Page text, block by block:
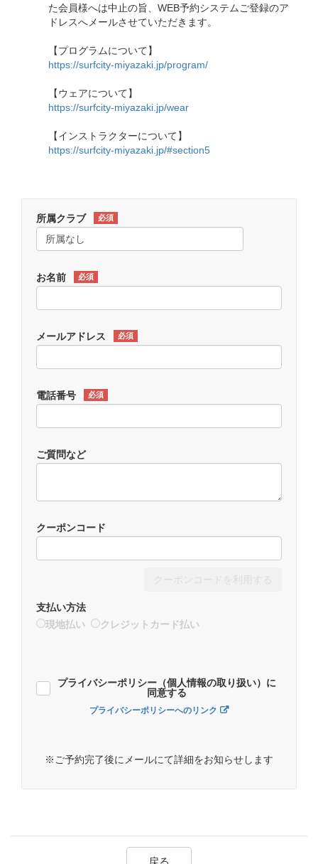
た会員様へは中止の旨、WEB予約システムご登録のア
ドレスへメールさせていただきます。
【プログラムについて】
https://surfcity-miyazaki.jp/program/
【ウェアについて】
https://surfcity-miyazaki.jp/wear
【インストラクターについて】
https://surfcity-miyazaki.jp/#section5
所属クラブ 必須
お名前 必須
メールアドレス 必須
電話番号 必須
ご質問など
クーポンコード
支払い方法
現地払い
クレジットカード払い
プライバシーポリシー（個人情報の取り扱い）に
同意する
プライバシーポリシーへのリンク
※ご予約完了後にメールにて詳細をお知らせします
戻る